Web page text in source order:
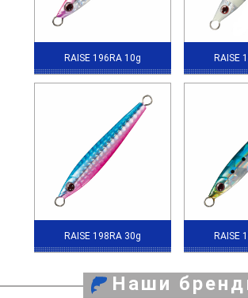
RAISE 196RA 10g RAISE
RAISE 198RA 30g RAISE
Наши